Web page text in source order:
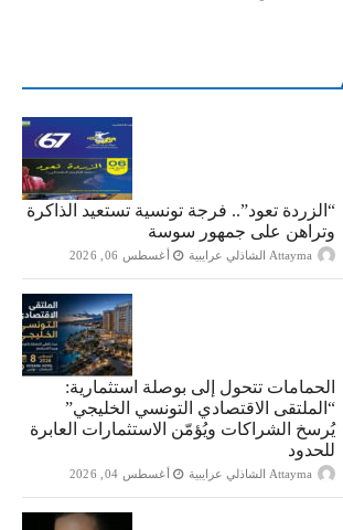
“الزردة تعود”.. فرجة تونسية تستعيد الذاكرة
وتراهن على جمهور سوسة
Attayma الشاذلي عرايبية أغسطس 06, 2026
الحمامات تتحول إلى بوصلة استثمارية:
“الملتقى الاقتصادي التونسي الخليجي”
يُرسخ الشراكات ويُؤمّن الاستثمارات العابرة
للحدود
Attayma الشاذلي عرايبية أغسطس 04, 2026